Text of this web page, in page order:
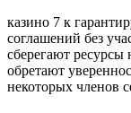
казино 7 к
соглашений без
сберегают ресурсы
обретают
некоторых членов